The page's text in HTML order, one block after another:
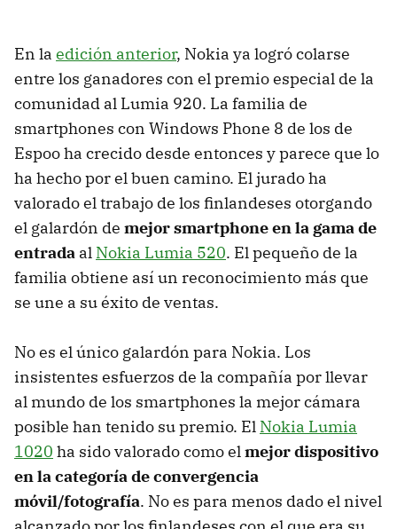
En la edición anterior, Nokia ya logró colarse
entre los ganadores con el premio especial de la
comunidad al Lumia 920. La familia de
smartphones con Windows Phone 8 de los de
Espoo ha crecido desde entonces y parece que lo
ha hecho por el buen camino. El jurado ha
valorado el trabajo de los finlandeses otorgando
el galardón de mejor smartphone en la gama de
entrada al Nokia Lumia 520. El pequeño de la
familia obtiene así un reconocimiento más que
se une a su éxito de ventas.
No es el único galardón para Nokia. Los
insistentes esfuerzos de la compañía por llevar
al mundo de los smartphones la mejor cámara
posible han tenido su premio. El Nokia Lumia
1020 ha sido valorado como elmejor dispositivo
en la categoría de convergencia
móvil/fotografía. No es para menos dado el nivel